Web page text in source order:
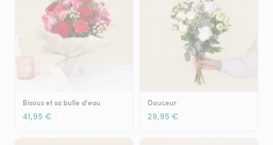
Bisous et sa bulle d'eau
41,95 €
Douceur
29,95 €